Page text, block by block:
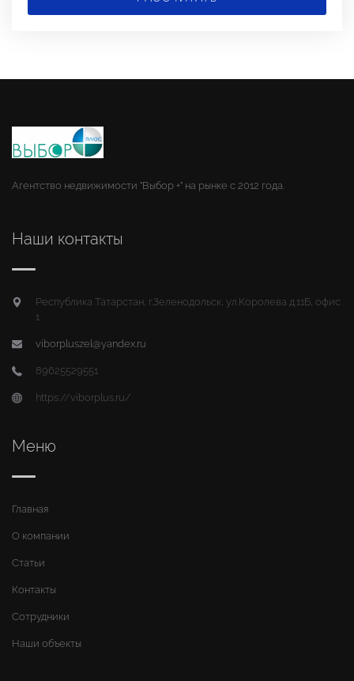
Агентство недвижимости "Выбор +" на рынке с 2012 года.
Наши контакты
Республика Татарстан, г.Зеленодольск, ул.Королева д.11Б, офис
1
viborpluszel@yandex.ru
89625529551
https://viborplus.ru/
Меню
Главная
О компании
Статьи
Контакты
Сотрудники
Наши объекты